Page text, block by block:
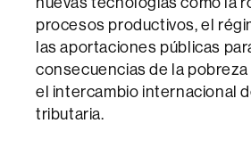
procesos productivos, el
las aportaciones públicas
consecuencias de la
el intercambio internacional
tributaria.